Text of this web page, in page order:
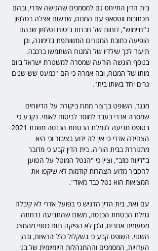
בית הדין התייחס גם למסמכים שהגישה אדרי, ובהם
תכתובות ווטסאפ עם המנוח, שרשום אצלה בטלפון
כ"חיימוש", דוחות של חברות ביטוח וטלפון שבהם
הופיעה כתובת המגורים המשותפת בדימונה, וכן
תיעוד לכך שילדיו של המנוח השתמשו ברכבה.
בנוסף הוגשה הודעה שמסרה למשטרת ישראל ביום
מותו של המנוח, ובה אמרה כי הם "כמעט שש שנים
גרים יחד באותו בית".
מנגד, השופט בן־צור מתח ביקורת על הדיווחים
שמסרה אדרי בעבר למוסד לביטוח לאומי. נקבע כי
הצהירה אדרי כי אין לה ידוע בציבור וכי היא
מתגוררת בבית הוריה. בית הדין קבע כי מדובר
ב"דיווח כוזב", וציין כי "הנטל המוטל על הטוען
להסביר מדוע הצהרות קודמות לא שיקפו את
המציאות הוא נטל כבד מאוד".
עם זאת, בית הדין הדגיש כי בפועל אדרי לא קיבלה
גמלת הבטחת הכנסה, משום שהתביעה נדחתה
מטעמים אחרים, ולכן לא הפיקה רווח כספי מהמצג
השגוי. השופט קבע כי בשקלול כלל הראיות, ובהן
העדויות, המסמכים וההתנהלות היומיומית של בני